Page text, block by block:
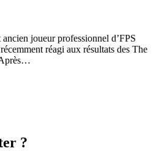
joueur professionnel d’FPS
réagi aux résultats des The
?